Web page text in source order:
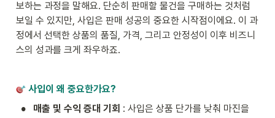
보하는 과정을 말해요. 단순히 판매할 물건을 구매하는 것처럼
보일 수 있지만, 사입은 판매 성공의 중요한 시작점이에요. 이 과
정에서 선택한 상품의 품질, 가격, 그리고 안정성이 이후 비즈니
스의 성과를 크게 좌우하죠.
사입이 왜 중요한가요?
• 매출 및 수익 증대 기회 : 사입은 상품 단가를 낮춰 마진을